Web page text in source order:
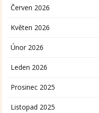
Červen 2026
Květen 2026
Únor 2026
Leden 2026
Prosinec 2025
Listopad 2025